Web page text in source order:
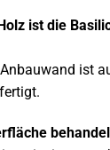
ist die
ist